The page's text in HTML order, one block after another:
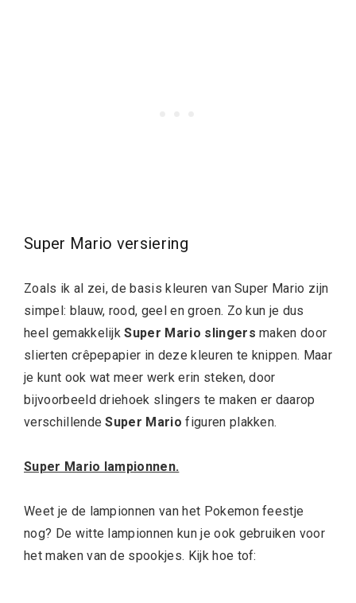
Super Mario versiering
Zoals ik al zei, de basis kleuren van Super Mario zijn
simpel: blauw, rood, geel en groen. Zo kun je dus
heel gemakkelijkSuper Mario slingers maken door
slierten crêpepapier in deze kleuren te knippen. Maar
je kunt ook wat meer werk erin steken, door
bijvoorbeeld driehoek slingers te maken er daarop
verschillendeSuper Mario figuren plakken.
Super Mario lampionnen.
Weet je de lampionnen van het Pokemon feestje
nog? De witte lampionnen kun je ook gebruiken voor
het maken van de spookjes. Kijk hoe tof: